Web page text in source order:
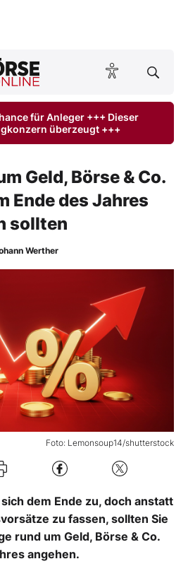
BÖRSE ONLINE lesen
für Anleger +++ Dieser
überzeugt +++
Geld, Börse & Co.
Ende des Jahres
sollten
Werther
Foto: Lemonsoup14/shutterstock
dem Ende zu, doch anstatt
zu fassen, sollten Sie
rund um Geld, Börse & Co.
angehen.